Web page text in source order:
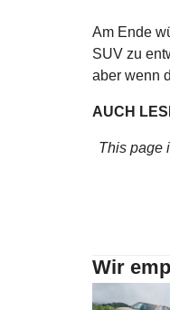
Am Ende
SUV zu
aber wenn
AUCH
This page
Wir